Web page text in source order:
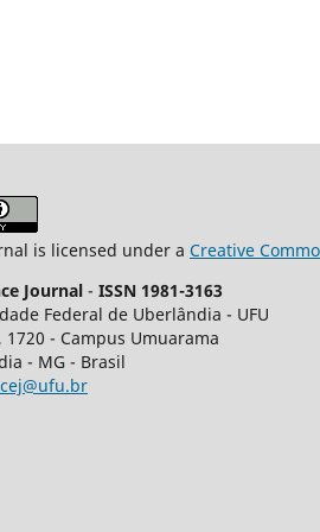
is licensed under a Creative
Journal - ISSN 1981-3163
Federal de Uberlândia - UFU
1720 - Campus Umuarama
- MG - Brasil